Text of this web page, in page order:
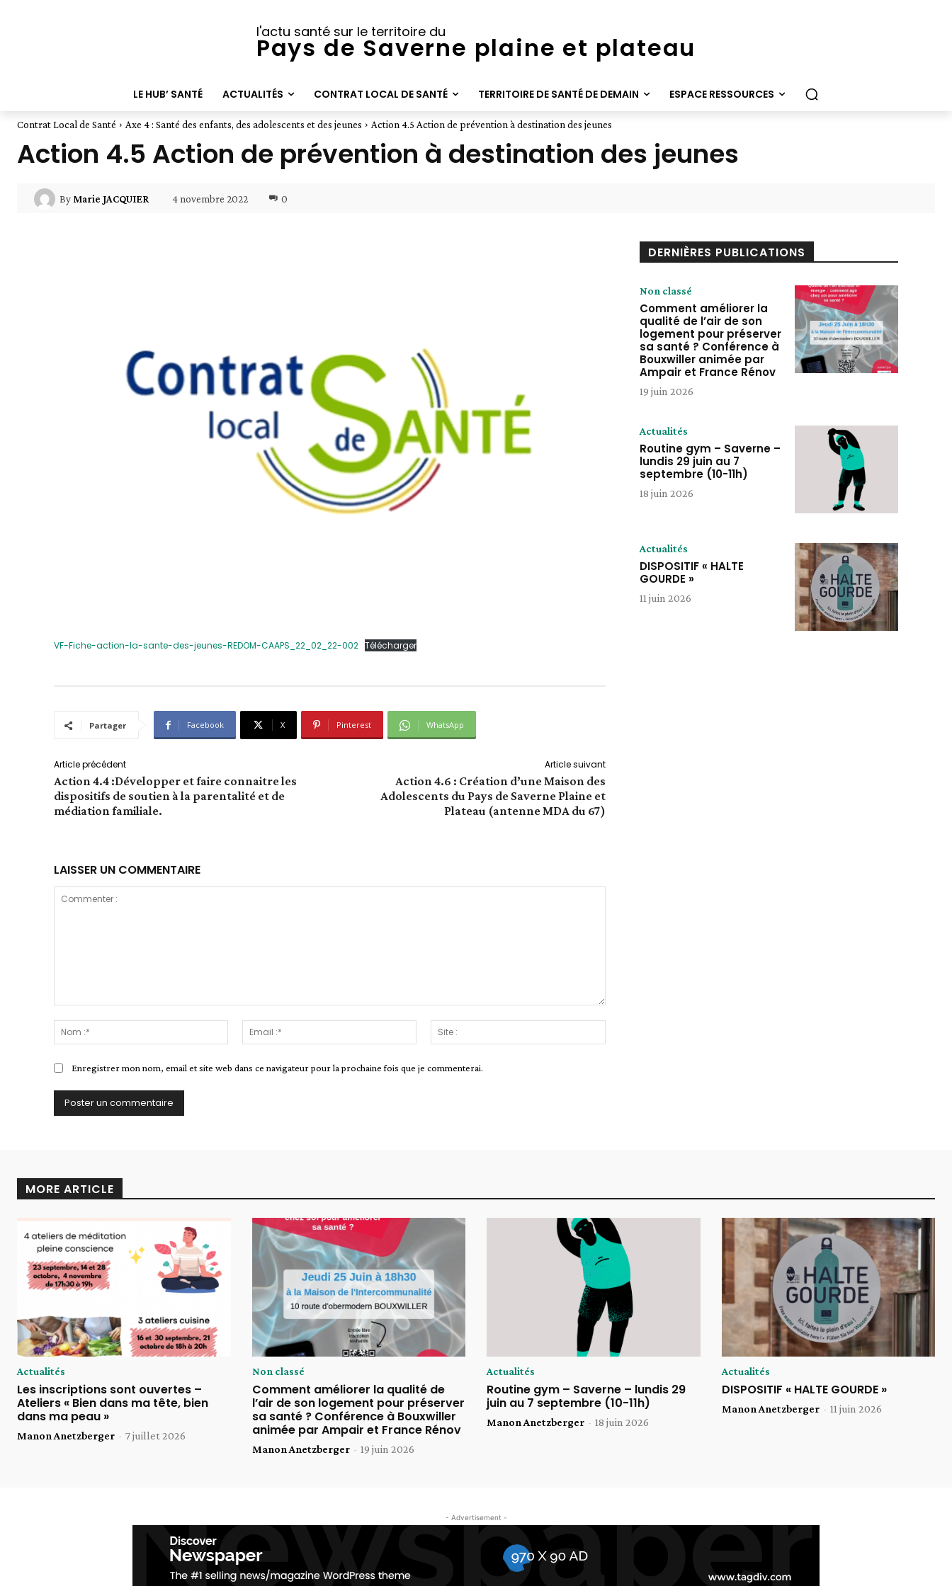
l'actu santé sur le territoire du
Pays de Saverne plaine et plateau
LE HUB’ SANTÉ ACTUALITÉS CONTRAT LOCAL DE SANTÉ TERRITOIRE DE SANTÉ DE DEMAIN ESPACE RESSOURCES
Contrat Local de Santé Axe 4 : Santé des enfants, des adolescents et des jeunes Action 4.5 Action de prévention à destination des jeunes
Action 4.5 Action de prévention à destination des jeunes
By Marie JACQUIER 4 novembre 2022 0
VF-Fiche-action-la-sante-des-jeunes-REDOM-CAAPS_22_02_22-002 Télécharger
Partager Facebook X Pinterest WhatsApp
Article précédent
Action 4.4 :Développer et faire connaitre les
dispositifs de soutien à la parentalité et de
médiation familiale.
Article suivant
Action 4.6 : Création d’une Maison des
Adolescents du Pays de Saverne Plaine et
Plateau (antenne MDA du 67)
LAISSER UN COMMENTAIRE
:*
Email
:*
:
Enregistrer mon nom, email et site web dans ce navigateur pour la prochaine fois que je commenterai.
DERNIÈRES PUBLICATIONS
Non classé
Comment améliorer la
qualité de l’air de son
logement pour préserver
sa santé ? Conférence à
Bouxwiller animée par
Ampair et France Rénov
19 juin 2026
Actualités
Routine gym – Saverne –
lundis 29 juin au 7
septembre (10-11h)
18 juin 2026
Actualités
DISPOSITIF « HALTE
GOURDE »
11 juin 2026
MORE ARTICLE
Actualités
Les inscriptions sont ouvertes –
Ateliers « Bien dans ma tête, bien
dans ma peau »
Manon Anetzberger - 7 juillet 2026
Non classé
Comment améliorer la qualité de
l’air de son logement pour préserver
sa santé ? Conférence à Bouxwiller
animée par Ampair et France Rénov
Manon Anetzberger - 19 juin 2026
Actualités
Routine gym – Saverne – lundis 29
juin au 7 septembre (10-11h)
Manon Anetzberger - 18 juin 2026
Actualités
DISPOSITIF « HALTE GOURDE »
Manon Anetzberger - 11 juin 2026
- Advertisement -